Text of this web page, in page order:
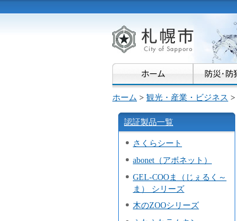
札幌市
ホーム > 観光・産業・ビジネス >
認証製品一覧
さくらシート
abonet（アボネット）
GEL-COOま（じぇるく～
ま） シリーズ
木のZOOシリーズ